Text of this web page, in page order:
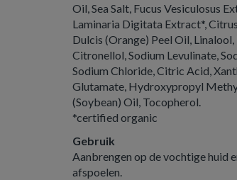
Oil, Sea Salt, Fucus Vesiculosus
Laminaria Digitata Extract*,
Dulcis (Orange) Peel Oil,
Citronellol, Sodium Levulinate,
Sodium Chloride, Citric Acid,
Glutamate, Hydroxypropyl
(Soybean) Oil, Tocopherol.
*certified organic
Gebruik
Aanbrengen op de vochtige huid
afspoelen.